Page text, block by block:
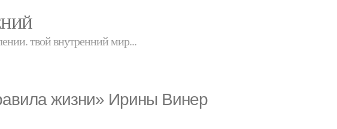
твой внутренний мир...
жизни» Ирины Винер